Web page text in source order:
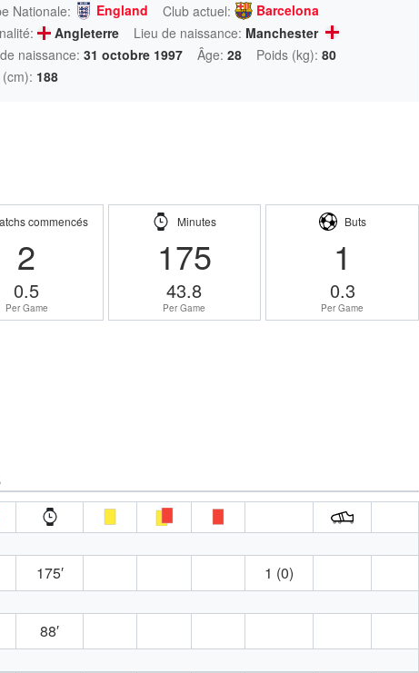
Nationale:
England Club actuel:
Barcelona
Angleterre Lieu de naissance: Manchester
naissance: 31 octobre 1997 Âge: 28 Poids (kg): 80
188
commencés
2
0.5
Per Game
Minutes
175
43.8
Per Game
Buts
1
0.3
Per Game
175′ 1 (0)
88′